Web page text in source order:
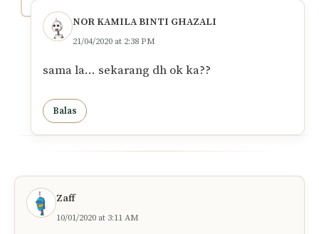
NOR KAMILA BINTI GHAZALI
21/04/2020 at 2:38 PM
sama la… sekarang dh ok ka??
Balas
Zaff
10/01/2020 at 3:11 AM